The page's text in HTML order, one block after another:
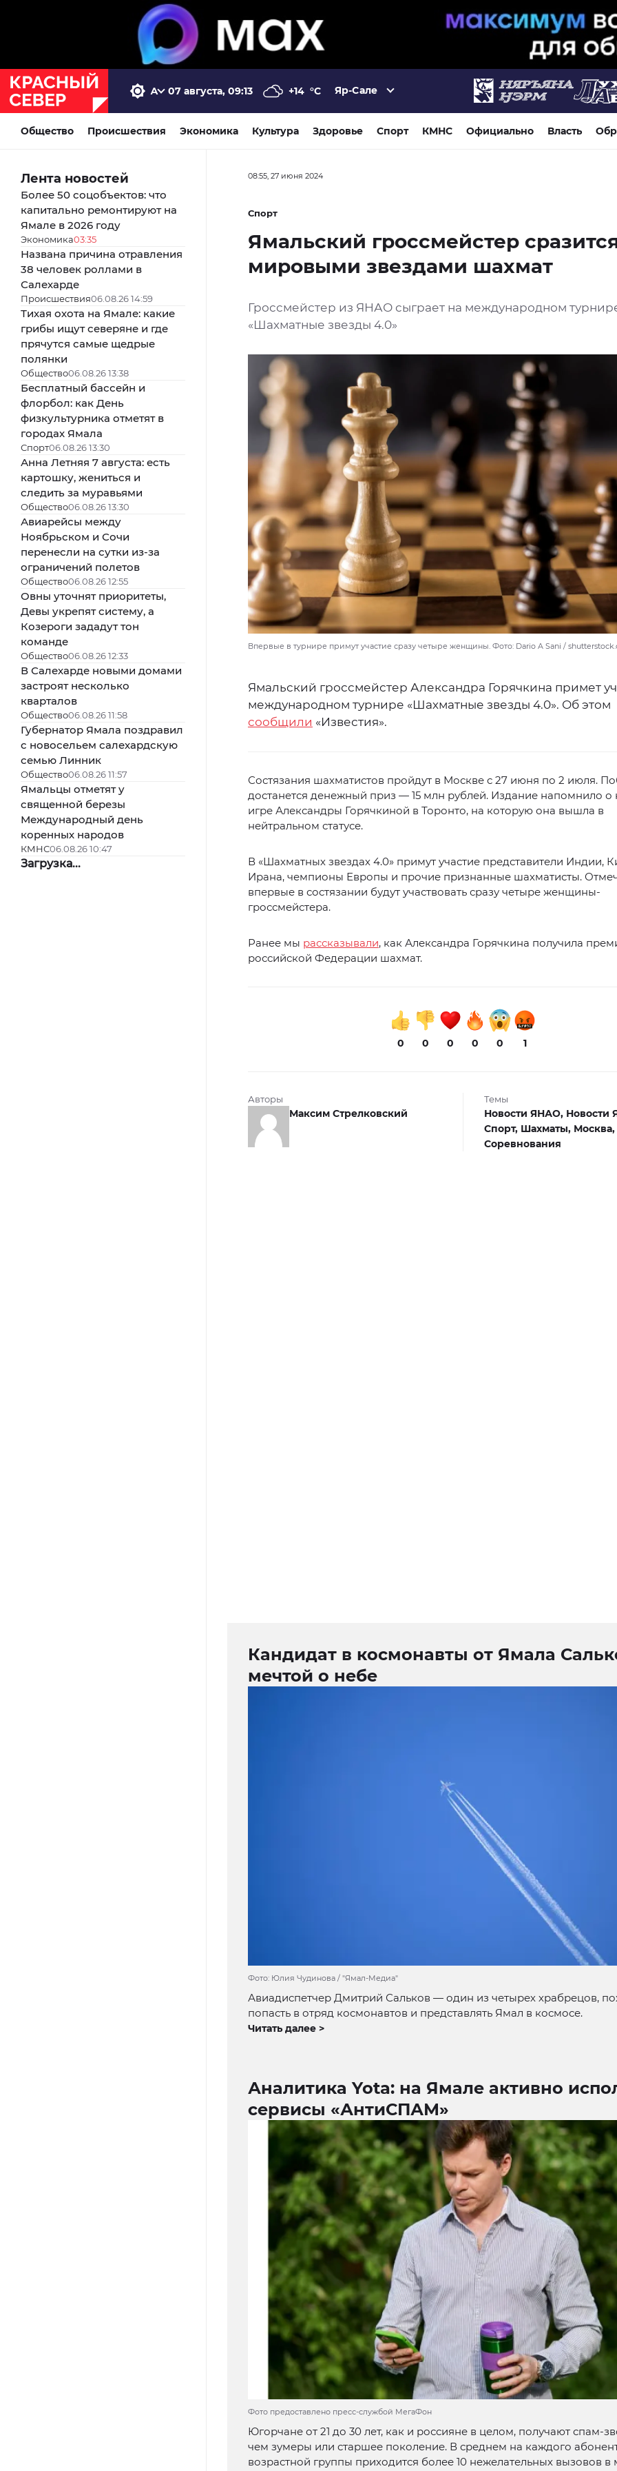
07 августа, 09:13 +14 °C Яр-Сале
Общество Происшествия Экономика Культура Здоровье Спорт КМНС Официально Власть
Лента новостей
Более 50 соцобъектов: что
капитально ремонтируют на
Ямале в 2026 году
Экономика03:35
Названа причина отравления
38 человек роллами в
Салехарде
Происшествия06.08.26 14:59
Тихая охота на Ямале: какие
грибы ищут северяне и где
прячутся самые щедрые
полянки
Общество06.08.26 13:38
Бесплатный бассейн и
флорбол: как День
физкультурника отметят в
городах Ямала
Спорт06.08.26 13:30
Анна Летняя 7 августа: есть
картошку, жениться и
следить за муравьями
Общество06.08.26 13:30
Авиарейсы между
Ноябрьском и Сочи
перенесли на сутки из-за
ограничений полетов
Общество06.08.26 12:55
Овны уточнят приоритеты,
Девы укрепят систему, а
Козероги зададут тон
команде
Общество06.08.26 12:33
В Салехарде новыми домами
застроят несколько
кварталов
Общество06.08.26 11:58
Губернатор Ямала поздравил
с новосельем салехардскую
семью Линник
Общество06.08.26 11:57
Ямальцы отметят у
священной березы
Международный день
коренных народов
КМНС06.08.26 10:47
Загрузка...
08:55, 27 июня 2024
Спорт
Ямальский гроссмейстер
мировыми звездами шахмат
Гроссмейстер из ЯНАО сыграет на международном
«Шахматные звезды 4.0»
Впервые в турнире примут участие сразу четыре женщины. Фото: Dario A Sani /
Ямальский гроссмейстер Александра Горячкина примет
международном турнире «Шахматные звезды 4.0». Об этом
сообщили «Известия».
Состязания шахматистов пройдут в Москве с 27 июня по 2 июля.
достанется денежный приз — 15 млн рублей. Издание напомнило о
игре Александры Горячкиной в Торонто, на которую она вышла в
нейтральном статусе.
В «Шахматных звездах 4.0» примут участие представители Индии,
Ирана, чемпионы Европы и прочие признанные шахматисты.
впервые в состязании будут участвовать сразу четыре женщины-
гроссмейстера.
Ранее мы рассказывали, как Александра Горячкина получила
российской Федерации шахмат.
0 0 0 0 0 1
Авторы
Максим Стрелковский
Темы
Новости ЯНАО, Новости
Спорт, Шахматы, Москва,
Соревнования
Кандидат в космонавты от Ямала
мечтой о небе
Фото: Юлия Чудинова / "Ямал-Медиа"
Авиадиспетчер Дмитрий Сальков — один из четырех храбрецов,
попасть в отряд космонавтов и представлять Ямал в космосе.
Читать далее >
Аналитика Yota: на Ямале активно
сервисы «АнтиСПАМ»
Фото предоставлено пресс-службой МегаФон
Югорчане от 21 до 30 лет, как и россияне в целом, получают спам-
чем зумеры или старшее поколение. В среднем на каждого
возрастной группы приходится более 10 нежелательных вызовов в